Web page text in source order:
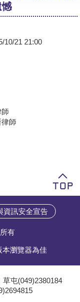
憾
10/21 21:00
師
資訊安全宣告
有
本瀏覽器為佳
草屯(049)2380184